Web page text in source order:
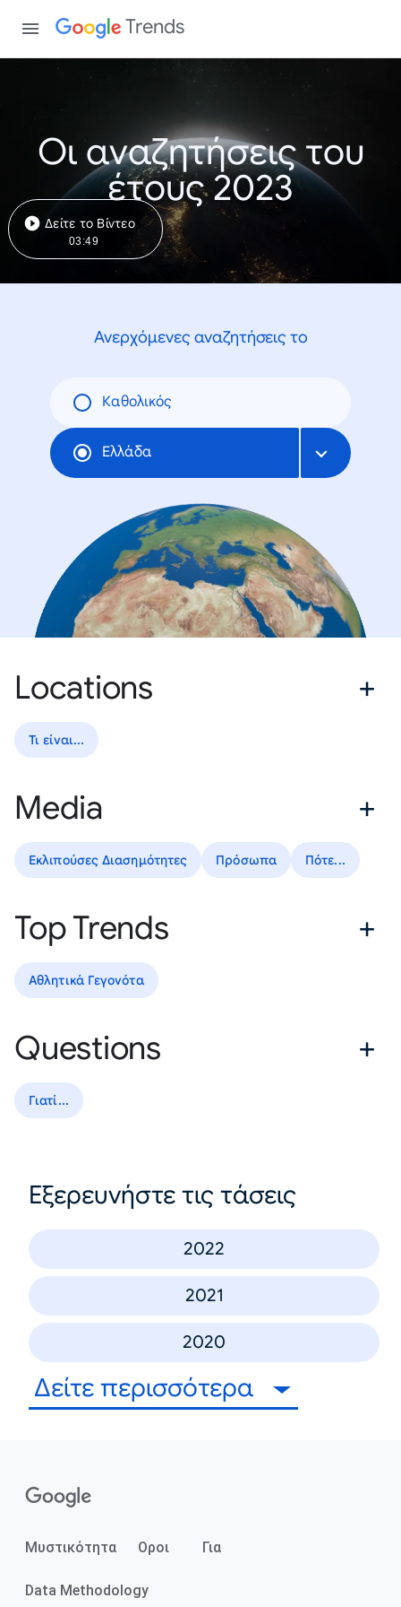
Trends
Οι αναζητήσεις του
έτους 2023
Δείτε το Βίντεο
03:49
Ανερχόμενες αναζητήσεις το
Καθολικός
Ελλάδα
Locations
Τι είναι...
Media
Εκλιπούσες Διασημότητες Πρόσωπα Πότε...
Top Trends
Αθλητικά Γεγονότα
Questions
Γιατί...
Εξερευνήστε τις τάσεις
2022
2021
2020
Δείτε περισσότερα
Μυστικότητα Οροι Για
Data Methodology